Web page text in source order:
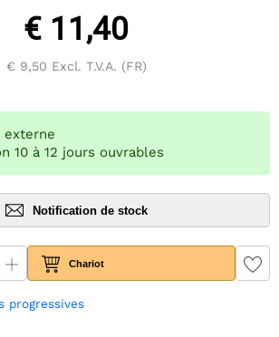
€ 11,40
€ 9,50 Excl. T.V.A. (FR)
externe
10 à 12 jours ouvrables
Notification de stock
Chariot
progressives